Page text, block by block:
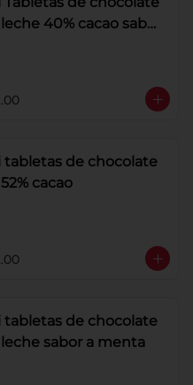
40% cacao sabor
tabletas de chocolate
cacao
tabletas de chocolate
sabor a menta